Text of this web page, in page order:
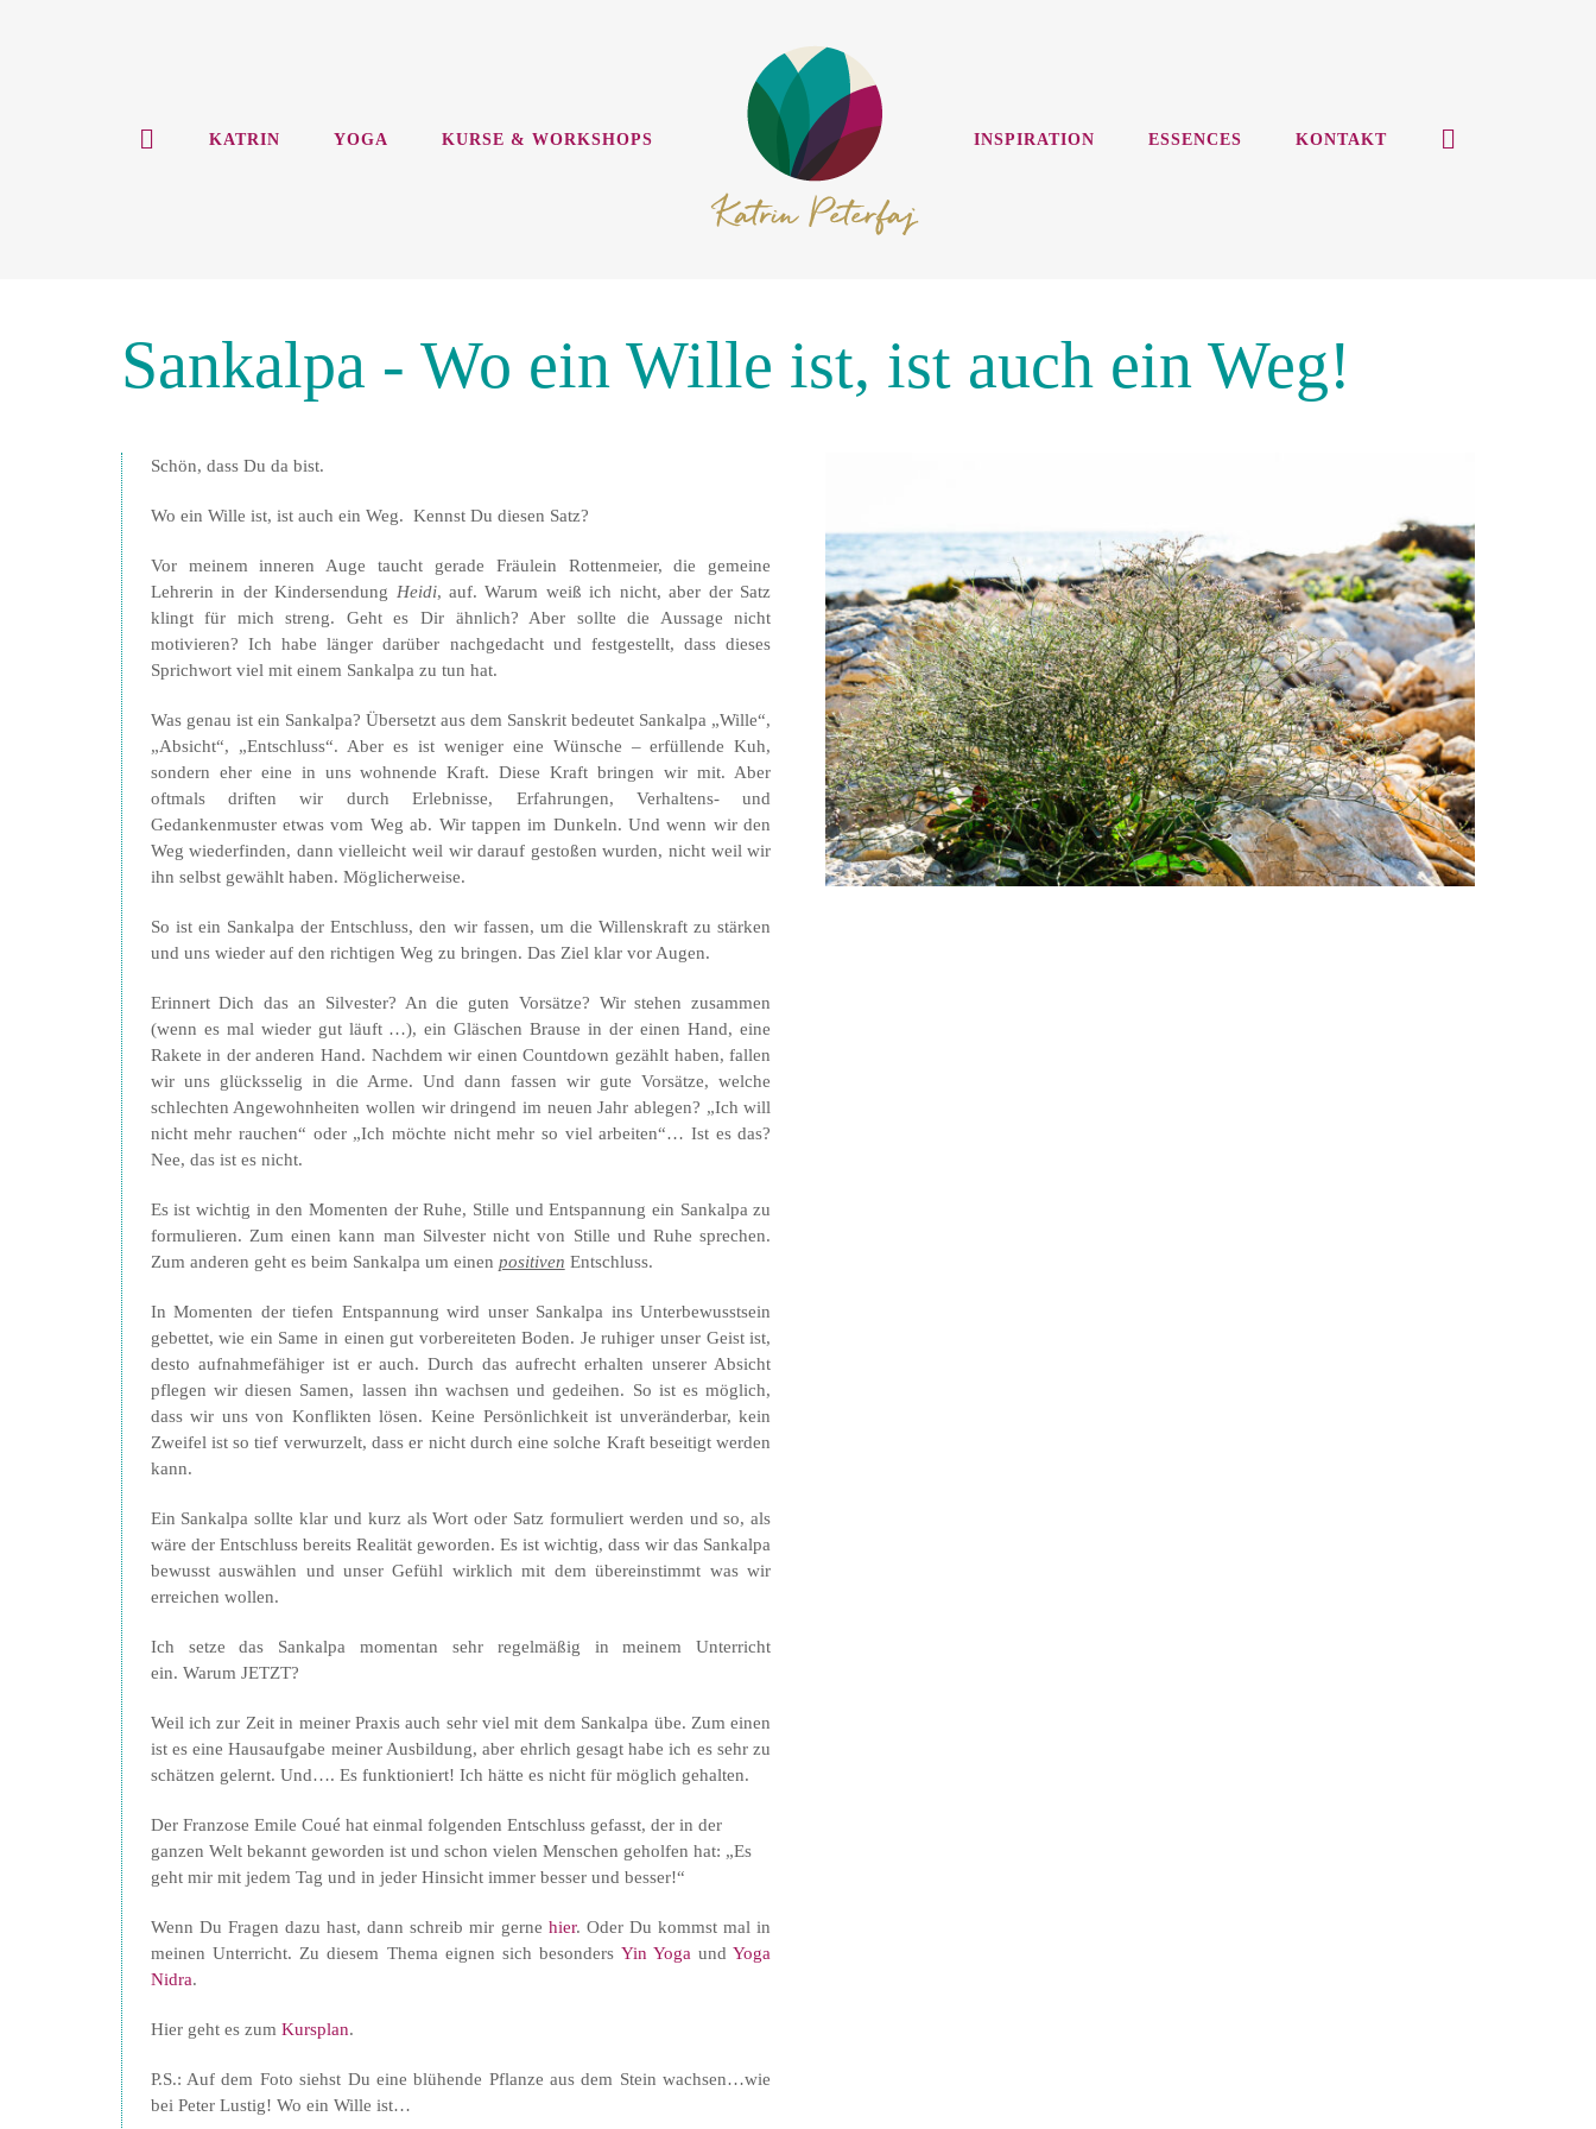
KATRIN YOGA KURSE & WORKSHOPS INSPIRATION ESSENCES KONTAKT
Sankalpa - Wo ein Wille ist, ist auch ein Weg!
Schön, dass Du da bist.
Wo ein Wille ist, ist auch ein Weg. Kennst Du diesen Satz?
Vor meinem inneren Auge taucht gerade Fräulein Rottenmeier, die gemeine
Lehrerin in der Kindersendung Heidi, auf. Warum weiß ich nicht, aber der Satz
klingt für mich streng. Geht es Dir ähnlich? Aber sollte die Aussage nicht
motivieren? Ich habe länger darüber nachgedacht und festgestellt, dass dieses
Sprichwort viel mit einem Sankalpa zu tun hat.
Was genau ist ein Sankalpa? Übersetzt aus dem Sanskrit bedeutet Sankalpa „Wille“,
„Absicht“, „Entschluss“. Aber es ist weniger eine Wünsche – erfüllende Kuh,
sondern eher eine in uns wohnende Kraft. Diese Kraft bringen wir mit. Aber
oftmals driften wir durch Erlebnisse, Erfahrungen, Verhaltens- und
Gedankenmuster etwas vom Weg ab. Wir tappen im Dunkeln. Und wenn wir den
Weg wiederfinden, dann vielleicht weil wir darauf gestoßen wurden, nicht weil wir
ihn selbst gewählt haben. Möglicherweise.
So ist ein Sankalpa der Entschluss, den wir fassen, um die Willenskraft zu stärken
und uns wieder auf den richtigen Weg zu bringen. Das Ziel klar vor Augen.
Erinnert Dich das an Silvester? An die guten Vorsätze? Wir stehen zusammen
(wenn es mal wieder gut läuft …), ein Gläschen Brause in der einen Hand, eine
Rakete in der anderen Hand. Nachdem wir einen Countdown gezählt haben, fallen
wir uns glücksselig in die Arme. Und dann fassen wir gute Vorsätze, welche
schlechten Angewohnheiten wollen wir dringend im neuen Jahr ablegen? „Ich will
nicht mehr rauchen“ oder „Ich möchte nicht mehr so viel arbeiten“… Ist es das?
Nee, das ist es nicht.
Es ist wichtig in den Momenten der Ruhe, Stille und Entspannung ein Sankalpa zu
formulieren. Zum einen kann man Silvester nicht von Stille und Ruhe sprechen.
Zum anderen geht es beim Sankalpa um einen positiven Entschluss.
In Momenten der tiefen Entspannung wird unser Sankalpa ins Unterbewusstsein
gebettet, wie ein Same in einen gut vorbereiteten Boden. Je ruhiger unser Geist ist,
desto aufnahmefähiger ist er auch. Durch das aufrecht erhalten unserer Absicht
pflegen wir diesen Samen, lassen ihn wachsen und gedeihen. So ist es möglich,
dass wir uns von Konflikten lösen. Keine Persönlichkeit ist unveränderbar, kein
Zweifel ist so tief verwurzelt, dass er nicht durch eine solche Kraft beseitigt werden
kann.
Ein Sankalpa sollte klar und kurz als Wort oder Satz formuliert werden und so, als
wäre der Entschluss bereits Realität geworden. Es ist wichtig, dass wir das Sankalpa
bewusst auswählen und unser Gefühl wirklich mit dem übereinstimmt was wir
erreichen wollen.
Ich setze das Sankalpa momentan sehr regelmäßig in meinem Unterricht
ein. Warum JETZT?
Weil ich zur Zeit in meiner Praxis auch sehr viel mit dem Sankalpa übe. Zum einen
ist es eine Hausaufgabe meiner Ausbildung, aber ehrlich gesagt habe ich es sehr zu
schätzen gelernt. Und…. Es funktioniert! Ich hätte es nicht für möglich gehalten.
Der Franzose Emile Coué hat einmal folgenden Entschluss gefasst, der in der
ganzen Welt bekannt geworden ist und schon vielen Menschen geholfen hat: „Es
geht mir mit jedem Tag und in jeder Hinsicht immer besser und besser!“
Wenn Du Fragen dazu hast, dann schreib mir gerne hier. Oder Du kommst mal in
meinen Unterricht. Zu diesem Thema eignen sich besonders Yin Yoga undYoga
Nidra.
Hier geht es zum Kursplan.
P.S.: Auf dem Foto siehst Du eine blühende Pflanze aus dem Stein wachsen…wie
bei Peter Lustig! Wo ein Wille ist…